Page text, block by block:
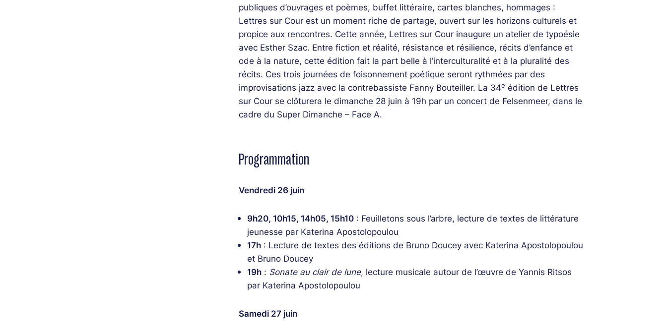
publiques d’ouvrages et poèmes, buffet littéraire, cartes blanches, hommages :
Lettres sur Cour est un moment riche de partage, ouvert sur les horizons culturels et
propice aux rencontres. Cette année, Lettres sur Cour inaugure un atelier de typoésie
avec Esther Szac. Entre fiction et réalité, résistance et résilience, récits d’enfance et
ode à la nature, cette édition fait la part belle à l’interculturalité et à la pluralité des
récits. Ces trois journées de foisonnement poétique seront rythmées par des
improvisations jazz avec la contrebassiste Fanny Bouteiller. La 34e édition de Lettres
sur Cour se clôturera le dimanche 28 juin à 19h par un concert de Felsenmeer, dans le
cadre du Super Dimanche – Face A.
Programmation
Vendredi 26 juin
9h20, 10h15, 14h05, 15h10 : Feuilletons sous l’arbre, lecture de textes de littérature
jeunesse par Katerina Apostolopoulou
17h : Lecture de textes des éditions de Bruno Doucey avec Katerina Apostolopoulou
et Bruno Doucey
19h : Sonate au clair de lune, lecture musicale autour de l’œuvre de Yannis Ritsos
par Katerina Apostolopoulou
Samedi 27 juin